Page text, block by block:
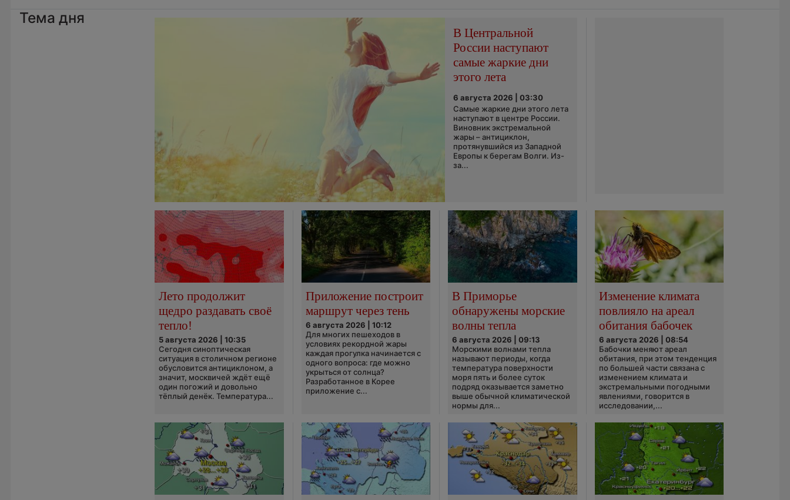
Тема дня
В Центральной
России наступают
самые жаркие дни
этого лета
6 августа 2026 | 03:30
Самые жаркие дни этого лета
наступают в центре России.
Виновник экстремальной
жары – антициклон,
протянувшийся из Западной
Европы к берегам Волги. Из-
за...
Лето продолжит
щедро раздавать своё
тепло!
5 августа 2026 | 10:35
Сегодня синоптическая
ситуация в столичном регионе
обусловится антициклоном, а
значит, москвичей ждёт ещё
один погожий и довольно
тёплый денёк. Температура...
Приложение построит
маршрут через тень
6 августа 2026 | 10:12
Для многих пешеходов в
условиях рекордной жары
каждая прогулка начинается с
одного вопроса: где можно
укрыться от солнца?
Разработанное в Корее
приложение с...
В Приморье
обнаружены морские
волны тепла
6 августа 2026 | 09:13
Морскими волнами тепла
называют периоды, когда
температура поверхности
моря пять и более суток
подряд оказывается заметно
выше обычной климатической
нормы для...
Изменение климата
повлияло на ареал
обитания бабочек
6 августа 2026 | 08:54
Бабочки меняют ареал
обитания, при этом тенденция
по большей части связана с
изменением климата и
экстремальными погодными
явлениями, говорится в
исследовании,...